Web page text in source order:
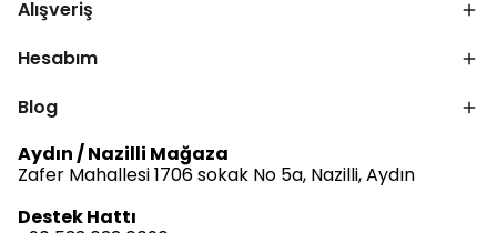
Alışveriş
Hesabım
Blog
Aydın / Nazilli Mağaza
Zafer Mahallesi 1706 sokak No 5a, Nazilli, Aydın
Destek Hattı